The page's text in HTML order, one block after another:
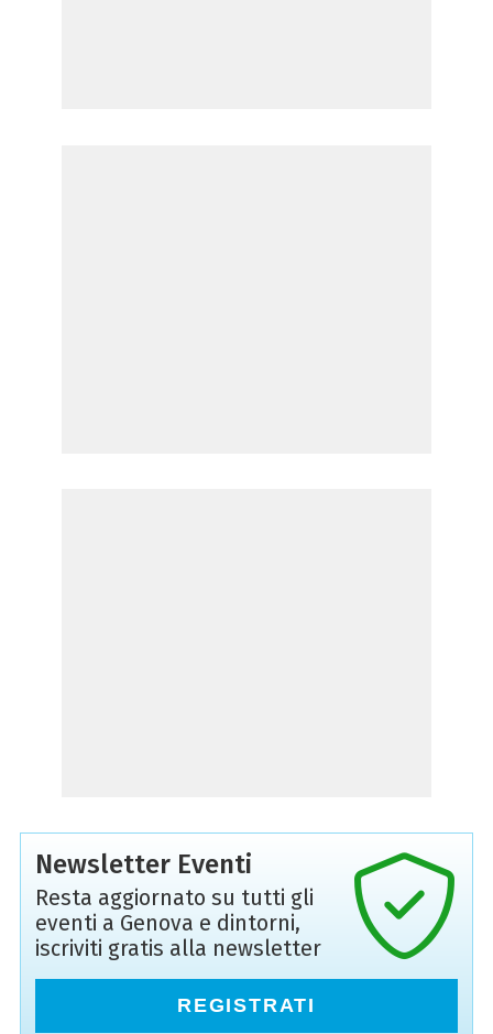
Newsletter Eventi
Resta aggiornato su tutti gli
eventi a Genova e dintorni,
iscriviti gratis alla newsletter
REGISTRATI